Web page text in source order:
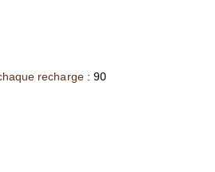
recharge: 90